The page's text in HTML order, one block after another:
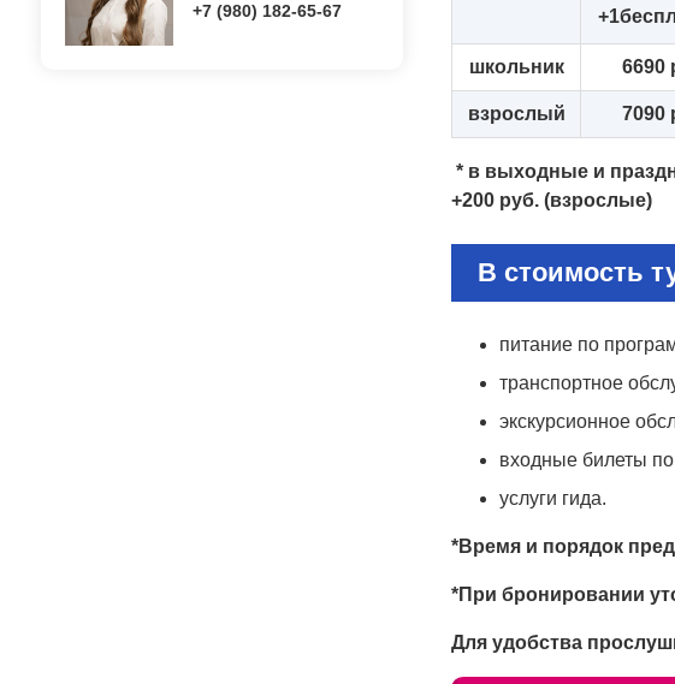
+7 (980) 182-65-67
школьник 6690
взрослый 7090
* в выходные и
+200 руб. (взрослые)
В стоимость
питание по
транспортное
экскурсионное
входные билеты
услуги гида.
*Время и порядок
*При бронировании
Для удобства